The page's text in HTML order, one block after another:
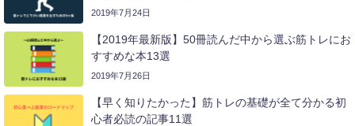
2019年7月24日
【2019年最新版】50冊読んだ中から選ぶ筋トレにお
すすめな本13選
2019年7月26日
【早く知りたかった】筋トレの基礎が全て分かる初
心者必読の記事11選